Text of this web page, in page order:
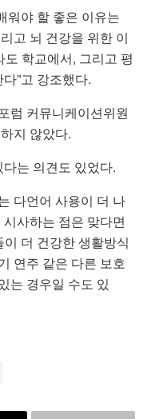
워야 할 좋은 이유는
고 뇌 건강을 위한 이
도 학교에서, 그리고 평
”고 강조했다.
럼 커뮤니케이션위원
지 않았다.
는 의견도 있었다.
다언어 사용이 더 나
사하는 점은 맞다면
더 건강한 생활방식
연주 같은 다른 보호
는 경우일 수도 있